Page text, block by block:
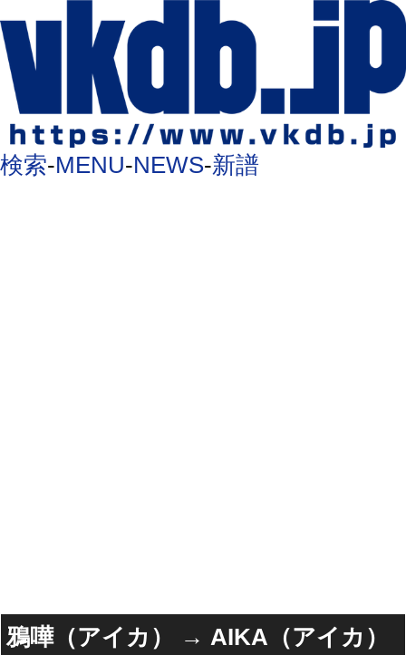
検索-MENU-NEWS-新譜
鴉嘩（アイカ） → AIKA（アイカ）